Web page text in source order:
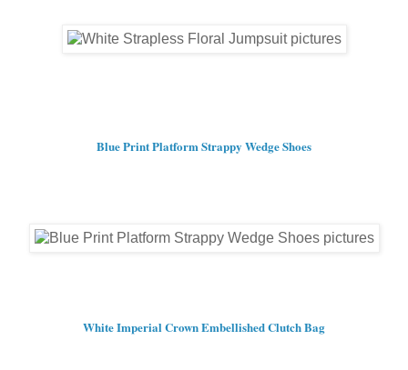
Blue Print Platform Strappy Wedge Shoes
White Imperial Crown Embellished Clutch Bag